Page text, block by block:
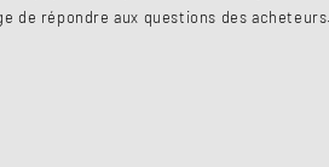
de répondre aux questions des acheteurs.